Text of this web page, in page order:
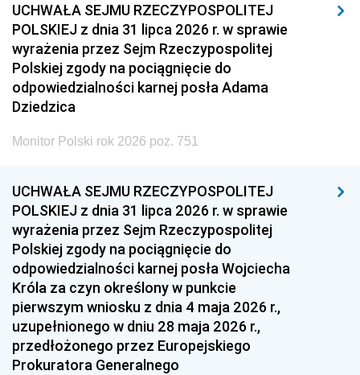
UCHWAŁA SEJMU RZECZYPOSPOLITEJ
POLSKIEJ z dnia 31 lipca 2026 r. w sprawie
wyrażenia przez Sejm Rzeczypospolitej
Polskiej zgody na pociągnięcie do
odpowiedzialności karnej posła Adama
Dziedzica
Monitor Polski rok 2026 poz. 751
UCHWAŁA SEJMU RZECZYPOSPOLITEJ
POLSKIEJ z dnia 31 lipca 2026 r. w sprawie
wyrażenia przez Sejm Rzeczypospolitej
Polskiej zgody na pociągnięcie do
odpowiedzialności karnej posła Wojciecha
Króla za czyn określony w punkcie
pierwszym wniosku z dnia 4 maja 2026 r.,
uzupełnionego w dniu 28 maja 2026 r.,
przedłożonego przez Europejskiego
Prokuratora Generalnego